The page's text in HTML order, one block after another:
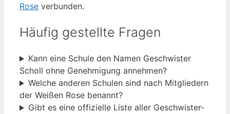
Rose verbunden.
Häufig gestellte Fragen
Kann eine Schule den Namen Geschwister
Scholl ohne Genehmigung annehmen?
Welche anderen Schulen sind nach Mitgliedern
der Weißen Rose benannt?
Gibt es eine offizielle Liste aller Geschwister-